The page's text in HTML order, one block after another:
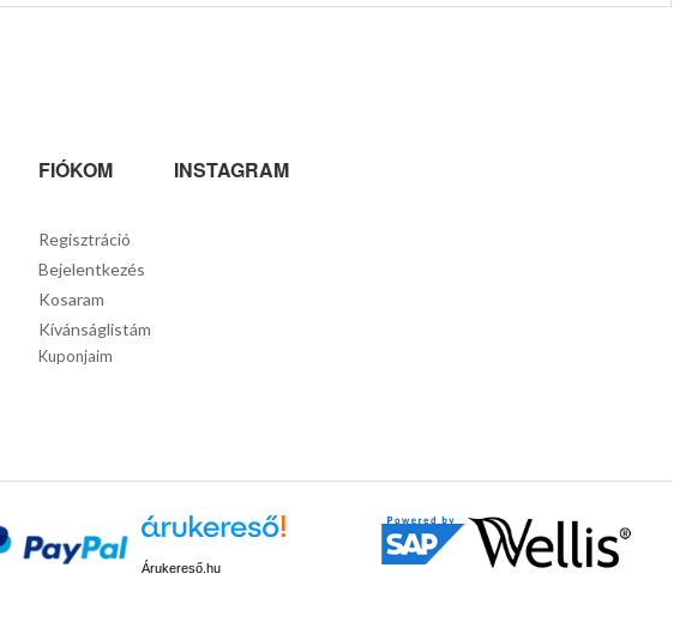
FIÓKOM
Regisztráció
Bejelentkezés
Kosaram
Kívánságlistám
Kuponjaim
INSTAGRAM
Árukereső.hu